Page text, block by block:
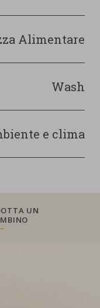
Alimentare
Wash
e clima
UN